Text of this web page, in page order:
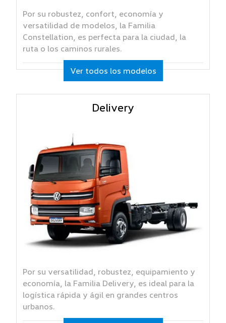
Por su robustez, confort, economía y
versatilidad de modelos, la Familia
Constellation, es perfecta para la ciudad, la
ruta o los caminos rurales.
Ver todos los modelos
Delivery
Por su versatilidad, robustez, equipamiento y
economía, la Familia Delivery, es ideal para la
logística rápida y ágil en grandes centros
urbanos.